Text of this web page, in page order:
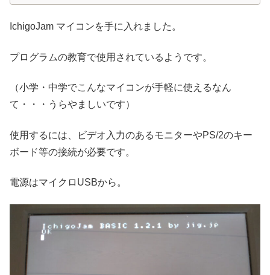
IchigoJam マイコンを手に入れました。
プログラムの教育で使用されているようです。
（小学・中学でこんなマイコンが手軽に使えるなん
て・・・うらやましいです）
使用するには、ビデオ入力のあるモニターやPS/2のキー
ボード等の接続が必要です。
電源はマイクロUSBから。